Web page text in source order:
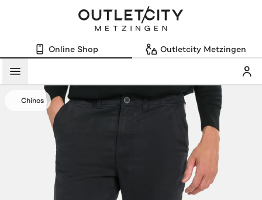
Online Shop Outletcity Metzingen
Menü
Chinos